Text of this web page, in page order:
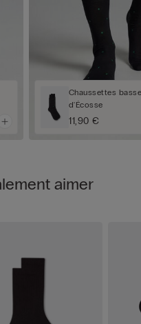
Chaussettes
d'Écosse
11,90 €
aimer